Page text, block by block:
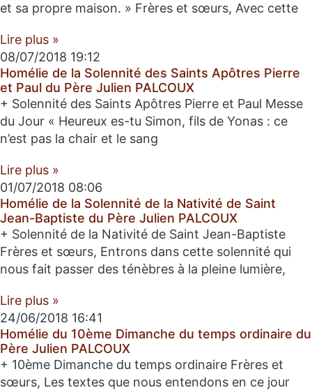
et sa propre maison. » Frères et sœurs, Avec cette
Lire plus »
08/07/2018 19:12
Homélie de la Solennité des Saints Apôtres Pierre
et Paul du Père Julien PALCOUX
+ Solennité des Saints Apôtres Pierre et Paul Messe
du Jour « Heureux es-tu Simon, fils de Yonas : ce
n’est pas la chair et le sang
Lire plus »
01/07/2018 08:06
Homélie de la Solennité de la Nativité de Saint
Jean-Baptiste du Père Julien PALCOUX
+ Solennité de la Nativité de Saint Jean-Baptiste
Frères et sœurs, Entrons dans cette solennité qui
nous fait passer des ténèbres à la pleine lumière,
Lire plus »
24/06/2018 16:41
Homélie du 10ème Dimanche du temps ordinaire du
Père Julien PALCOUX
+ 10ème Dimanche du temps ordinaire Frères et
sœurs, Les textes que nous entendons en ce jour